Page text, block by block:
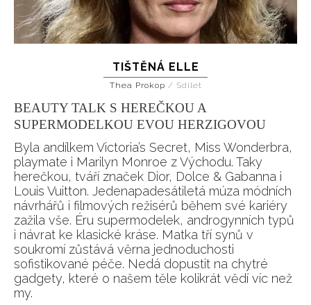
TIŠTĚNÁ ELLE
Thea Prokop / Sdílet
BEAUTY TALK S HEREČKOU A
SUPERMODELKOU EVOU HERZIGOVOU
Byla andílkem Victoria’s Secret, Miss Wonderbra,
playmate i Marilyn Monroe z Východu. Taky
herečkou, tváří značek Dior, Dolce & Gabanna i
Louis Vuitton. Jedenapadesátiletá múza módních
návrhářů i filmových režisérů během své kariéry
zažila vše. Éru supermodelek, androgynních typů
i návrat ke klasické kráse. Matka tří synů v
soukromí zůstává věrna jednoduchosti
sofistikované péče. Nedá dopustit na chytré
gadgety, které o našem těle kolikrát vědí víc než
my.